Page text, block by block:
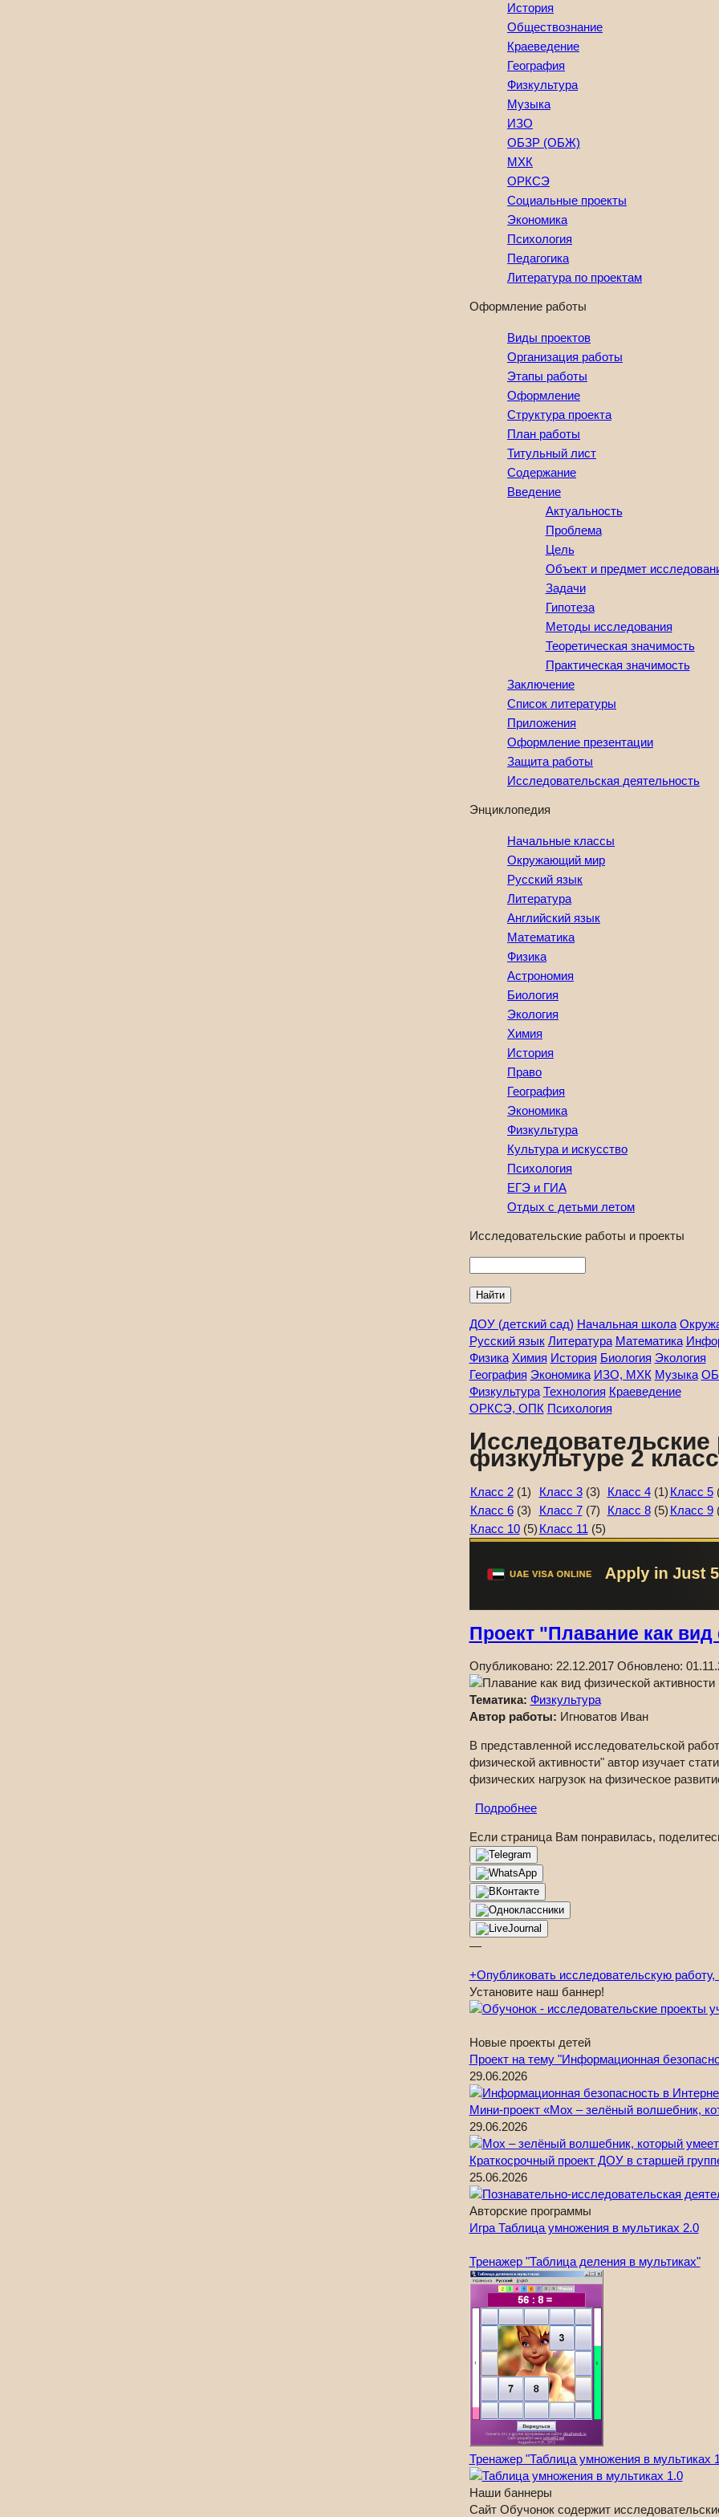
История
Обществознание
Краеведение
География
Физкультура
Музыка
ИЗО
ОБЗР (ОБЖ)
МХК
ОРКСЭ
Социальные проекты
Экономика
Психология
Педагогика
Литература по проектам
Оформление работы
Виды проектов
Организация работы
Этапы работы
Оформление
Структура проекта
План работы
Титульный лист
Содержание
Введение
Актуальность
Проблема
Цель
Объект и предмет
Задачи
Гипотеза
Методы исследования
Теоретическая значимость
Практическая значимость
Заключение
Список литературы
Приложения
Оформление презентации
Защита работы
Исследовательская деятельность
Энциклопедия
Начальные классы
Окружающий мир
Русский язык
Литература
Английский язык
Математика
Физика
Астрономия
Биология
Экология
Химия
История
Право
География
Экономика
Физкультура
Культура и искусство
Психология
ЕГЭ и ГИА
Отдых с детьми летом
Исследовательские работы и проекты
ДОУ (детский сад) Начальная школа
Русский язык Литература Математика
Физика Химия История Биология Экология
География Экономика ИЗО, МХК Музыка
Физкультура Технология Краеведение
ОРКСЭ, ОПК Психология
физкультуре 2 класс
Класс 2(1) Класс 3(3) Класс 4(1) Класс 5
Класс 6(3) Класс 7(7) Класс 8(5) Класс 9
Класс 10(5) Класс 11 (5)
Проект "Плавание как
Опубликовано: 22.12.2017 Обновлено:
Тематика: Физкультура
Автор работы: Игноватов Иван
В представленной исследовательской
физической активности" автор изучает
физических нагрузок на физическое
Подробнее
Если страница Вам понравилась,
—
+Опубликовать исследовательскую работу,
Установите наш баннер!
Новые проекты детей
Проект на тему "Информационная
29.06.2026
Мини-проект «Мох – зелёный волшебник,
29.06.2026
Краткосрочный проект ДОУ в старшей
25.06.2026
Авторские программы
Игра Таблица умножения в мультиках 2.0
Тренажер "Таблица деления в мультиках"
Тренажер "Таблица умножения в мультиках
Наши баннеры
Сайт Обучонок содержит